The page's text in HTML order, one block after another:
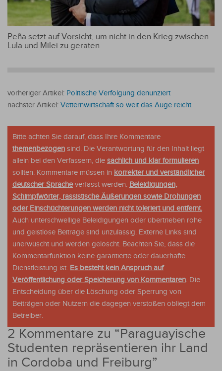
Peña setzt auf Vorsicht, um nicht in den Krieg zwischen
Lula und Milei zu geraten
vorheriger Artikel: Politische Verfolgung denunziert
nächster Artikel: Vetternwirtschaft so weit das Auge reicht
Bitte achten Sie darauf, dass Ihre Kommentare
themenbezogen sind. Die Verantwortung für den Inhalt liegt
allein bei den Verfassern, die sachlich und klar formulieren
sollten. Kommentare müssen in korrekter und verständlicher
deutscher Spracheverfasst werden. Beleidigungen,
Schimpfwörter, rassistische Äußerungen sowie Drohungen
oder Einschüchterungen werden nicht toleriert und entfernt.
Auch unterschwellige Beleidigungen oder übertrieben rohe
und geistlose Beiträge sind unzulässig. Externe Links sind
unerwüscht und werden gelöscht. Beachten Sie, dass die
Kommentarfunktion keine garantierte oder dauerhafte
Dienstleistung ist. Es besteht kein Anspruch auf
Veröffentlichung oder Speicherung von Kommentaren. Die
Entscheidung über die Löschung oder Sperrung von
Beiträgen oder Nutzern die dagegen verstoßen obliegt dem
Betreiber.
2 Kommentare zu “Paraguayische
Studenten repräsentieren ihr Land
in Cordoba und Freiburg”